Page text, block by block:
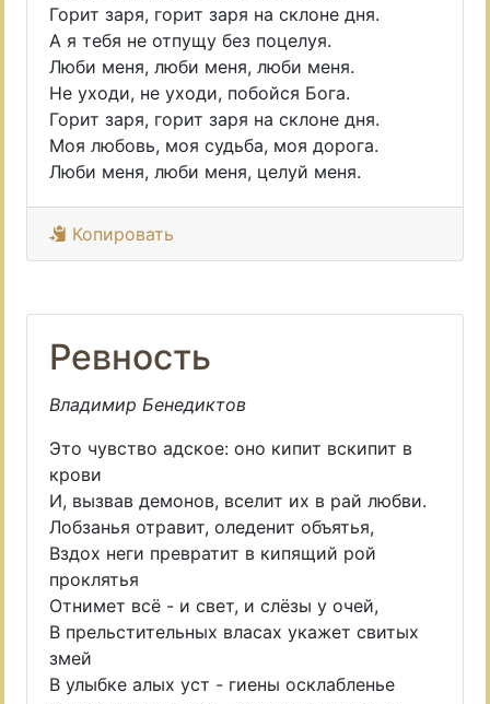
Горит заря, горит заря на склоне дня.
А я тебя не отпущу без поцелуя.
Люби меня, люби меня, люби меня.
Не уходи, не уходи, побойся Бога.
Горит заря, горит заря на склоне дня.
Моя любовь, моя судьба, моя дорога.
Люби меня, люби меня, целуй меня.
Копировать
Ревность
Владимир Бенедиктов
Это чувство адское: оно кипит вскипит в
крови
И, вызвав демонов, вселит их в рай любви.
Лобзанья отравит, оледенит объятья,
Вздох неги превратит в кипящий рой
проклятья
Отнимет всё - и свет, и слёзы у очей,
В прельстительных власах укажет свитых
змей
В улыбке алых уст - гиены осклабленье